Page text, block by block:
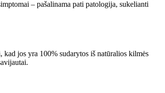
– pašalinama pati patologija, sukelianti
kad jos yra 100% sudarytos iš natūralios kilmės